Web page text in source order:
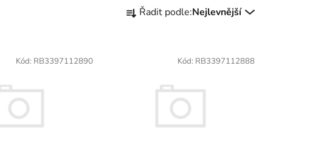
a Řadit podle:Nejlevnější
Kód: RB3397112890 Kód: RB3397112888